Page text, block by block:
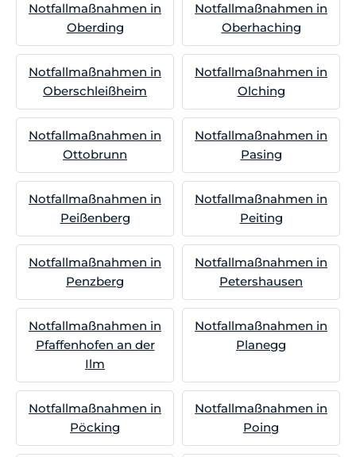
Notfallmaßnahmen in
Oberding
Notfallmaßnahmen in
Oberhaching
Notfallmaßnahmen in
Oberschleißheim
Notfallmaßnahmen in
Olching
Notfallmaßnahmen in
Ottobrunn
Notfallmaßnahmen in
Pasing
Notfallmaßnahmen in
Peißenberg
Notfallmaßnahmen in
Peiting
Notfallmaßnahmen in
Penzberg
Notfallmaßnahmen in
Petershausen
Notfallmaßnahmen in
Pfaffenhofen an der
Ilm
Notfallmaßnahmen in
Planegg
Notfallmaßnahmen in
Pöcking
Notfallmaßnahmen in
Poing